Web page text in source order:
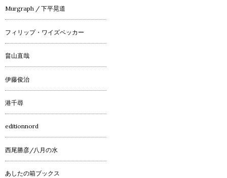
Murgraph / 下平晃道
フィリップ・ワイズベッカー
畠山直哉
伊藤俊治
港千尋
editionnord
西尾勝彦/八月の水
あしたの箱ブックス